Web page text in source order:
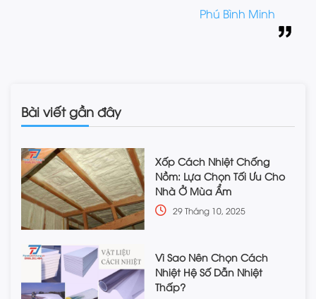
Phú Bình Minh
Bài viết gần đây
Xốp Cách Nhiệt Chống
Nồm: Lựa Chọn Tối Ưu Cho
Nhà Ở Mùa Ẩm
29 Tháng 10, 2025
Vì Sao Nên Chọn Cách
Nhiệt Hệ Số Dẫn Nhiệt
Thấp?